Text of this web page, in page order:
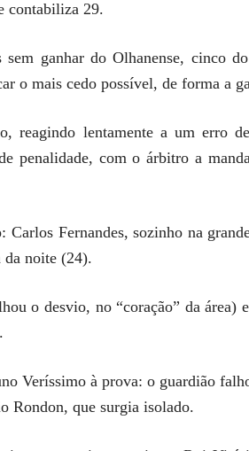
contabiliza 29.
ganhar do Olhanense, cinco
o mais cedo possível, de forma a
reagindo lentamente a um erro
penalidade, com o árbitro a
Fernandes, sozinho na
da noite (24).
o desvio, no “coração” da área)
Veríssimo à prova: o guardião
Rondon, que surgia isolado.